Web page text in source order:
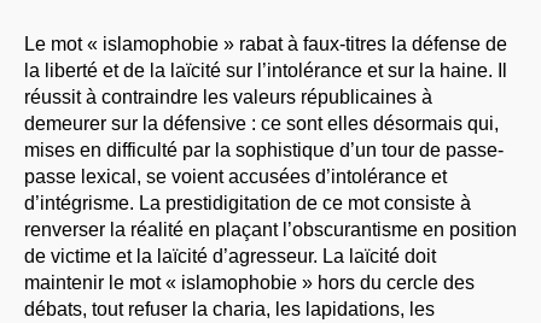
Le mot « islamophobie » rabat à faux-titres la défense de
la liberté et de la laïcité sur l’intolérance et sur la haine. Il
réussit à contraindre les valeurs républicaines à
demeurer sur la défensive : ce sont elles désormais qui,
mises en difficulté par la sophistique d’un tour de passe-
passe lexical, se voient accusées d’intolérance et
d’intégrisme. La prestidigitation de ce mot consiste à
renverser la réalité en plaçant l’obscurantisme en position
de victime et la laïcité d’agresseur. La laïcité doit
maintenir le mot « islamophobie » hors du cercle des
débats, tout refuser la charia, les lapidations, les